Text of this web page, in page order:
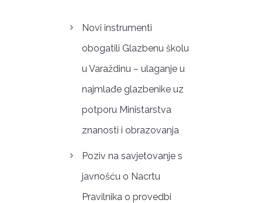
Novi instrumenti
obogatili Glazbenu školu
u Varaždinu – ulaganje u
najmlađe glazbenike uz
potporu Ministarstva
znanosti i obrazovanja
Poziv na savjetovanje s
javnošću o Nacrtu
Pravilnika o provedbi